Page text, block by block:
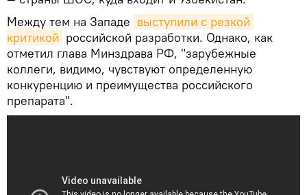
Между тем на Западе выступили с резкой
критикой российской разработки. Однако, как
отметил глава Минздрава РФ, "зарубежные
коллеги, видимо, чувствуют определенную
конкуренцию и преимущества российского
препарата".